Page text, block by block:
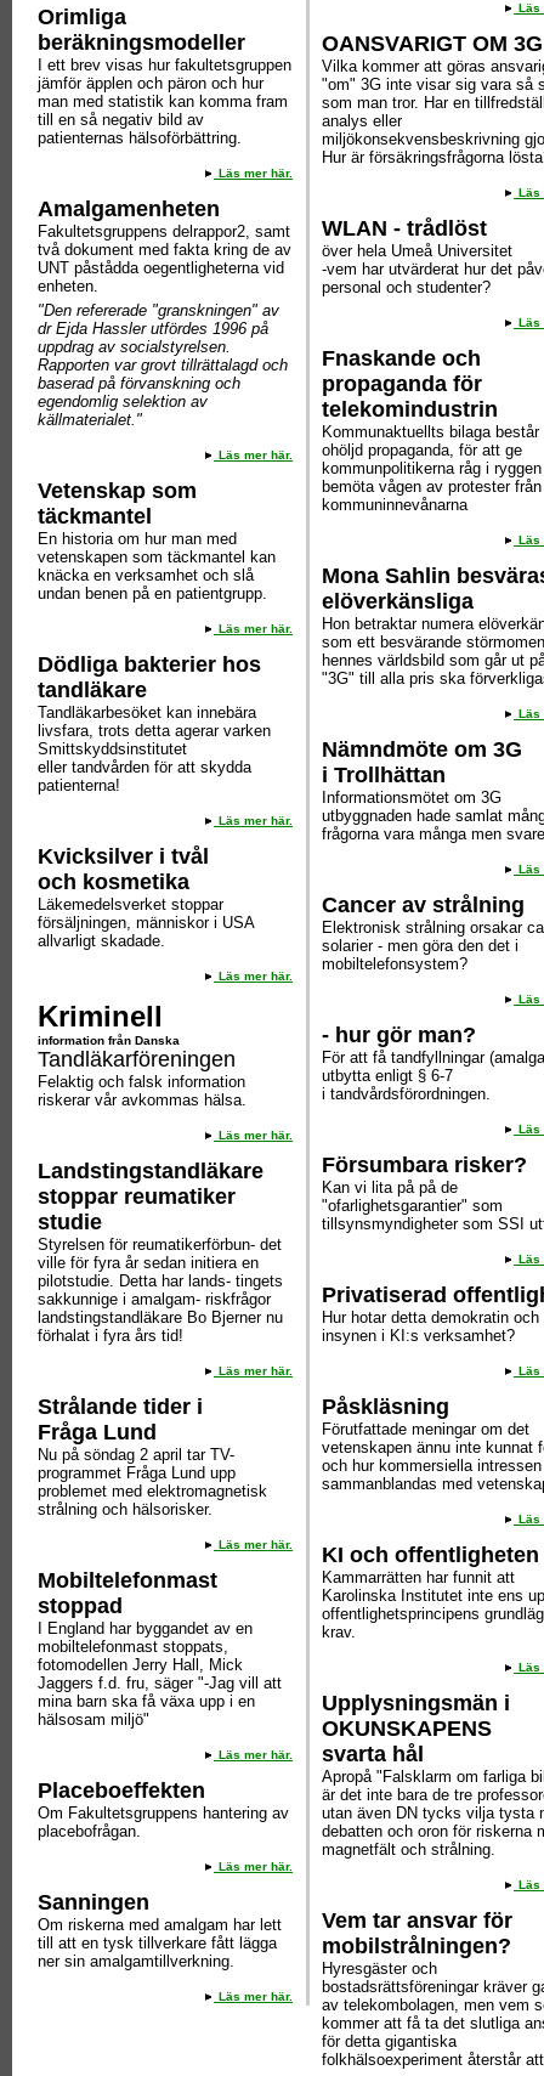
Orimliga
beräkningsmodeller
I ett brev visas hur fakultetsgruppen
jämför äpplen och päron och hur
man med statistik kan komma fram
till en så negativ bild av
patienternas hälsoförbättring.
Läs mer här.
Amalgamenheten
Fakultetsgruppens delrappor2, samt
två dokument med fakta kring de av
UNT påstådda oegentligheterna vid
enheten.
"Den refererade "granskningen" av
dr Ejda Hassler utfördes 1996 på
uppdrag av socialstyrelsen.
Rapporten var grovt tillrättalagd och
baserad på förvanskning och
egendomlig selektion av
källmaterialet."
Läs mer här.
Vetenskap som
täckmantel
En historia om hur man med
vetenskapen som täckmantel kan
knäcka en verksamhet och slå
undan benen på en patientgrupp.
Läs mer här.
Dödliga bakterier hos
tandläkare
Tandläkarbesöket kan innebära
livsfara, trots detta agerar varken
Smittskyddsinstitutet
eller tandvården för att skydda
patienterna!
Läs mer här.
Kvicksilver i tvål
och kosmetika
Läkemedelsverket stoppar
försäljningen, människor i USA
allvarligt skadade.
Läs mer här.
Kriminell
information från Danska
Tandläkarföreningen
Felaktig och falsk information
riskerar vår avkommas hälsa.
Läs mer här.
Landstingstandläkare
stoppar reumatiker
studie
Styrelsen för reumatikerförbun- det
ville för fyra år sedan initiera en
pilotstudie. Detta har lands- tingets
sakkunnige i amalgam- riskfrågor
landstingstandläkare Bo Bjerner nu
förhalat i fyra års tid!
Läs mer här.
Strålande tider i
Fråga Lund
Nu på söndag 2 april tar TV-
programmet Fråga Lund upp
problemet med elektromagnetisk
strålning och hälsorisker.
Läs mer här.
Mobiltelefonmast
stoppad
I England har byggandet av en
mobiltelefonmast stoppats,
fotomodellen Jerry Hall, Mick
Jaggers f.d. fru, säger "-Jag vill att
mina barn ska få växa upp i en
hälsosam miljö"
Läs mer här.
Placeboeffekten
Om Fakultetsgruppens hantering av
placebofrågan.
Läs mer här.
Sanningen
Om riskerna med amalgam har lett
till att en tysk tillverkare fått lägga
ner sin amalgamtillverkning.
Läs mer här.
Läs
OANSVARIGT OM 3G
Vilka kommer att göras
"om" 3G inte visar sig vara så
som man tror. Har en
analys eller
miljökonsekvensbeskrivning
Hur är försäkringsfrågorna
Läs
WLAN - trådlöst
över hela Umeå Universitet
-vem har utvärderat hur det
personal och studenter?
Läs
Fnaskande och
propaganda för
telekomindustrin
Kommunaktuellts bilaga består
ohöljd propaganda, för att ge
kommunpolitikerna råg i
bemöta vågen av protester från
kommuninnevånarna
Läs
Mona Sahlin
elöverkänsliga
Hon betraktar numera
som ett besvärande
hennes världsbild som går ut
"3G" till alla pris ska
Läs
Nämndmöte om 3G
i Trollhättan
Informationsmötet om 3G
utbyggnaden hade samlat
frågorna vara många men
Läs
Cancer av strålning
Elektronisk strålning orsakar
solarier - men göra den det i
mobiltelefonsystem?
Läs
- hur gör man?
För att få tandfyllningar
utbytta enligt § 6-7
i tandvårdsförordningen.
Läs
Försumbara risker?
Kan vi lita på på de
"ofarlighetsgarantier" som
tillsynsmyndigheter som SSI
Läs
Privatiserad
Hur hotar detta demokratin och
insynen i KI:s verksamhet?
Läs
Påskläsning
Förutfattade meningar om det
vetenskapen ännu inte kunnat
och hur kommersiella intressen
sammanblandas med
Läs
KI och offentligheten
Kammarrätten har funnit att
Karolinska Institutet inte ens
offentlighetsprincipens
krav.
Läs
Upplysningsmän i
OKUNSKAPENS
svarta hål
Apropå "Falsklarm om farliga
är det inte bara de tre
utan även DN tycks vilja tysta
debatten och oron för riskerna
magnetfält och strålning.
Läs
Vem tar ansvar för
mobilstrålningen?
Hyresgäster och
bostadsrättsföreningar kräver
av telekombolagen, men vem
kommer att få ta det slutliga
för detta gigantiska
folkhälsoexperiment återstår